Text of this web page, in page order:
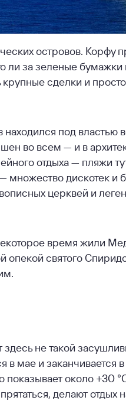
островов. Корфу
ли за зеленые бумажки
сделки и просто
находился под властью
во всем — и в
отдыха — пляжи
множество дискотек и
церквей и
время жили
опекой святого
не такой
в мае и заканчивается
показывает около +30
делают отдых